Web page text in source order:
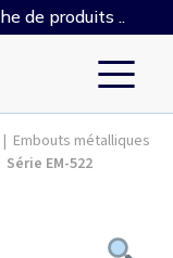
| Embouts métalliques
Série EM-522